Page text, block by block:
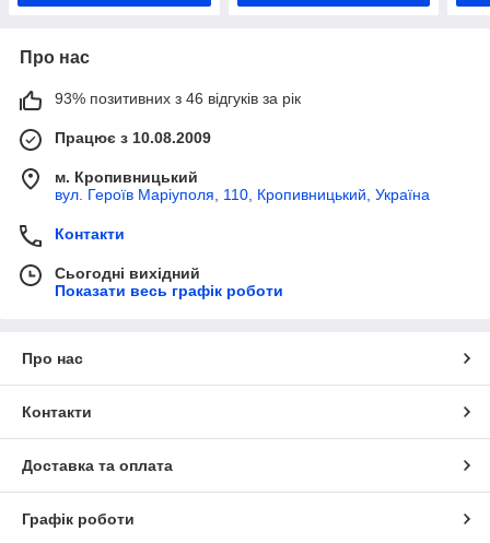
Про нас
93% позитивних з 46 відгуків за рік
Працює з 10.08.2009
м. Кропивницький
вул. Героїв Маріуполя, 110, Кропивницький, Україна
Контакти
Сьогодні вихідний
Показати весь графік роботи
Про нас
Контакти
Доставка та оплата
Графік роботи